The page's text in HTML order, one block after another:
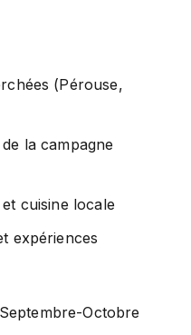
(Pérouse,
la campagne
cuisine locale
expériences
Octobre